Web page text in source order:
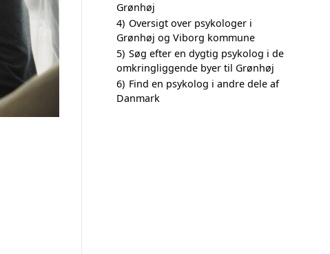
Grønhøj
4) Oversigt over psykologer i
Grønhøj og Viborg kommune
5) Søg efter en dygtig psykolog i de
omkringliggende byer til Grønhøj
6) Find en psykolog i andre dele af
Danmark